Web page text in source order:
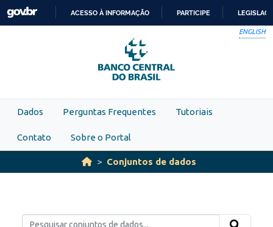
Skip to main content
PARA
O
CONTEÚDO
ACESSO À INFORMAÇÃO PARTICIPE
ENGLISH
Dados Perguntas Frequentes Tutoriais
Contato Sobre o Portal
Conjuntos de dados